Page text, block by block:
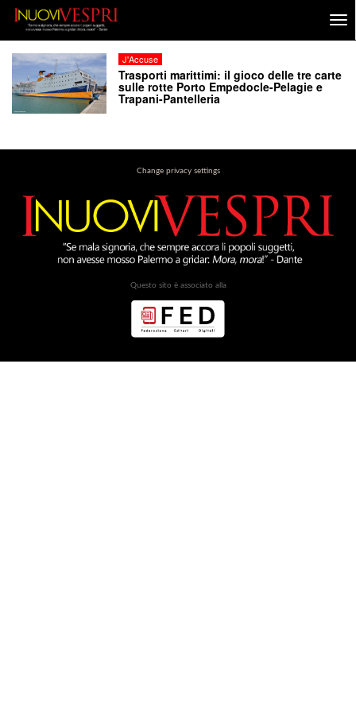
J'Accuse
Trasporti marittimi: il gioco delle tre carte
sulle rotte Porto Empedocle-Pelagie e
Trapani-Pantelleria
Change privacy settings
Questo sito è associato alla